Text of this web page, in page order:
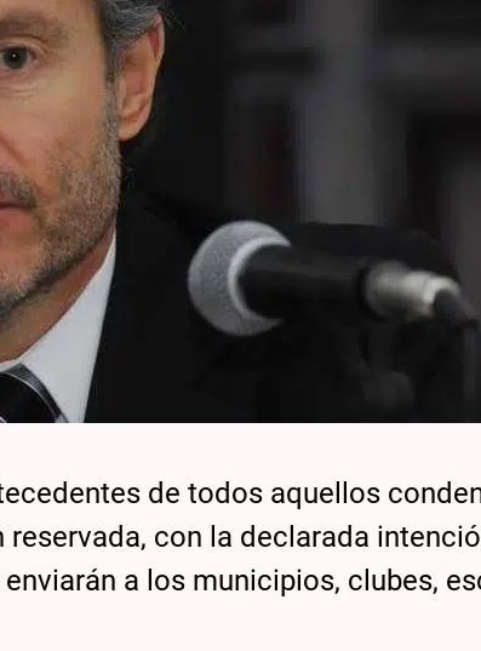
de todos aquellos
con la declarada
a los municipios, clubes,